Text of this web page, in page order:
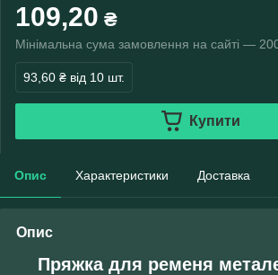
109,20 ₴
Мінімальна сума замовлення на сайті —
93,60 ₴ від 10 шт.
Купити
Опис Характеристики Доставка
Опис
Пряжка для ременя